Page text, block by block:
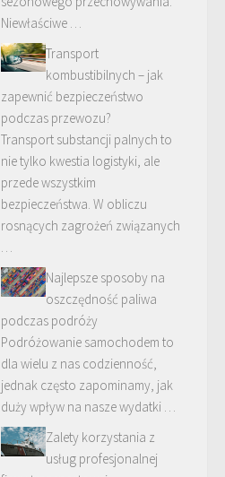
Niewłaściwe …
Transport
kombustibilnych – jak
zapewnić bezpieczeństwo
podczas przewozu?
Transport substancji palnych to
nie tylko kwestia logistyki, ale
przede wszystkim
bezpieczeństwa. W obliczu
rosnących zagrożeń związanych
…
Najlepsze sposoby na
oszczędność paliwa
podczas podróży
Podróżowanie samochodem to
dla wielu z nas codzienność,
jednak często zapominamy, jak
duży wpływ na nasze wydatki …
Zalety korzystania z
usług profesjonalnej